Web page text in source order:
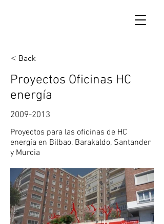
Proyectos Oficinas HC
energía
2009-2013
Proyectos para las oficinas de HC
energía en Bilbao, Barakaldo, Santander
y Murcia
< Back